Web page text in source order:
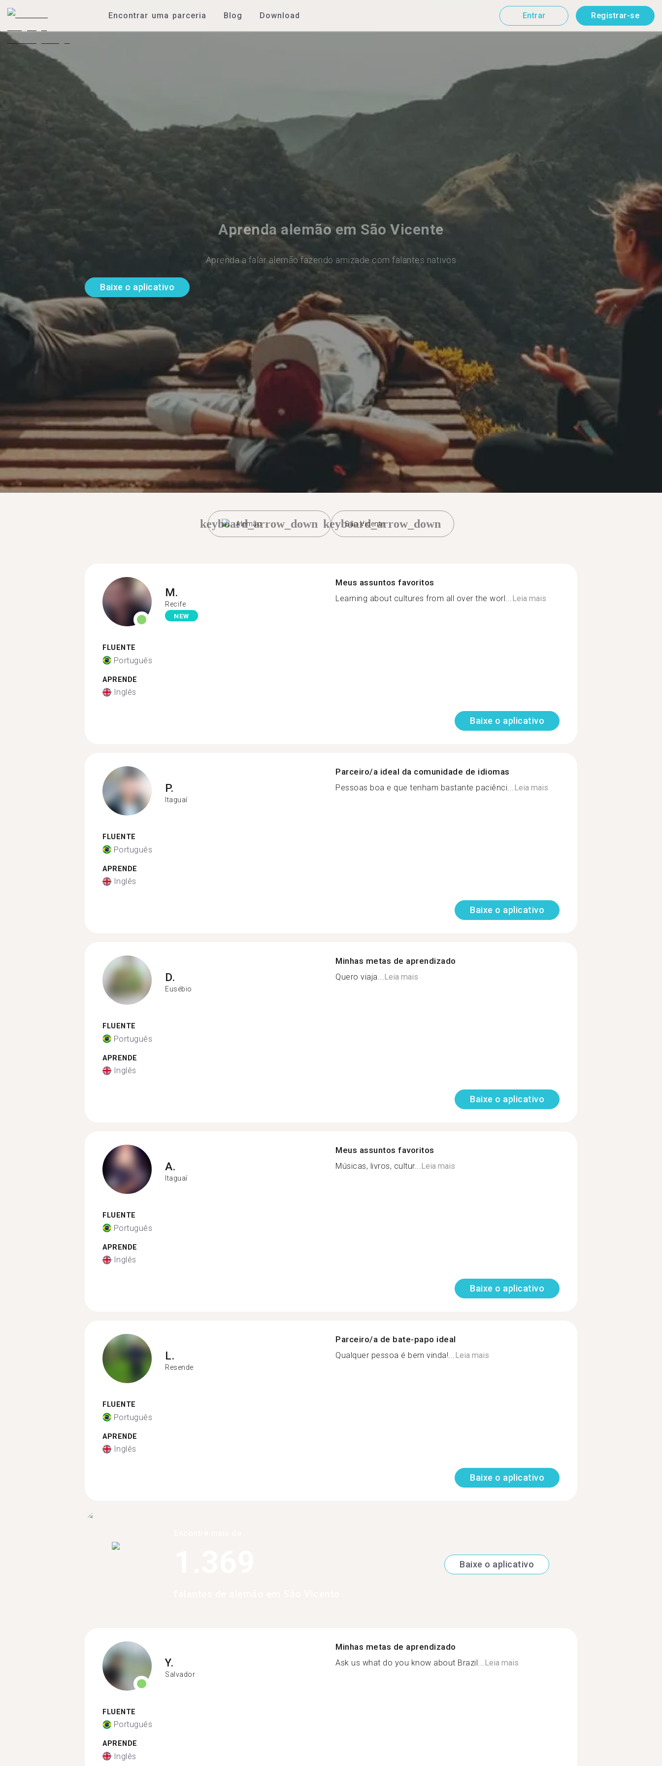
Encontrar uma parceria Blog Download Entrar Registrar-se
Aprenda alemão em São Vicente
Aprenda a falar alemão fazendo amizade com falantes nativos
Baixe o aplicativo
Alemão
keyboard_arrow_down São Vicente
keyboard_arrow_down
M.
Recife
NEW
FLUENTE
Português
APRENDE
Inglês
Meus assuntos favoritos
Learning about cultures from all over the worl...Leia mais
Baixe o aplicativo
P.
Itaguaí
FLUENTE
Português
APRENDE
Inglês
Parceiro/a ideal da comunidade de idiomas
Pessoas boa e que tenham bastante paciênci...Leia mais
Baixe o aplicativo
D.
Eusébio
FLUENTE
Português
APRENDE
Inglês
Minhas metas de aprendizado
Quero viaja...Leia mais
Baixe o aplicativo
A.
Itaguaí
FLUENTE
Português
APRENDE
Inglês
Meus assuntos favoritos
Músicas, livros, cultur...Leia mais
Baixe o aplicativo
L.
Resende
FLUENTE
Português
APRENDE
Inglês
Parceiro/a de bate-papo ideal
Qualquer pessoa é bem vinda!...Leia mais
Baixe o aplicativo
Baixe o aplicativo
Y.
Salvador
FLUENTE
Português
APRENDE
Inglês
Minhas metas de aprendizado
Ask us what do you know about Brazil... Leia mais